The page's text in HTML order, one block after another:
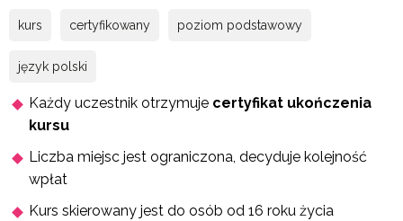
kurs certyfikowany poziom podstawowy
język polski
Każdy uczestnik otrzymuje certyfikat ukończenia
kursu
Liczba miejsc jest ograniczona, decyduje kolejność
wpłat
Kurs skierowany jest do osób od 16 roku życia